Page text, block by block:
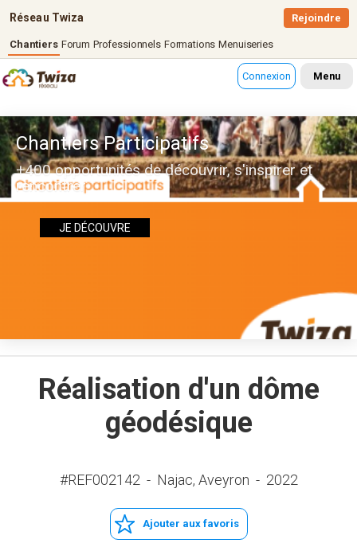
Réseau Twiza
Chantiers Forum Professionnels Formations Menuiseries
Rejoindre
Connexion Menu
Chantiers Participatifs
+400 opportunités de découvrir, s'inspirer et
rencontrer
JE DÉCOUVRE
Réalisation d'un dôme
géodésique
#REF002142 - Najac, Aveyron - 2022
Ajouter aux favoris